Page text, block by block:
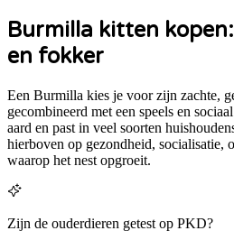
Burmilla kitten
en fokker
Een Burmilla kies je voor zijn zachte,
gecombineerd met een speels en
aard en past in veel soorten
hierboven op gezondheid, socialisatie,
waarop het nest opgroeit.
Zijn de ouderdieren getest op PKD?